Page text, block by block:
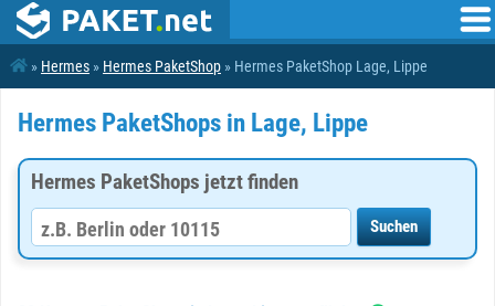
» Hermes » Hermes PaketShop » Hermes PaketShop Lage, Lippe
Hermes PaketShops in Lage, Lippe
Hermes PaketShops jetzt finden